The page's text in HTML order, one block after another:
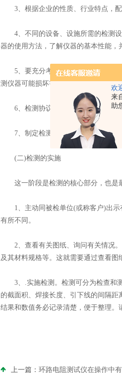
欢
来
助
3、根据企业的性质、行业特点，配
4、不同的设备、设施所需的检测设
器的使用方法，了解仪器的基本性能，
5、要充分考虑到检测过程中可能遇
测仪器可能损坏等等。
6、检测协议或合同。
7、制定检测方案。方案要尽量定得
(二)检测的实施
这一阶段是检测的核心部分，也是
1、主动同被检单位(或称客户)出示
有所不同。
2、查看有关图纸、询问有关情况。
及其材料规格等。这就需要通过查看图
3、.实施检测。检测可分为检查和测
的截面积、焊接长度、引下线的间隔
结果和数值务必记录清楚，便于整理。
上一篇： 环路电阻测试仪在操作中